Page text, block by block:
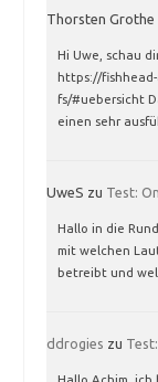
Thorsten Grothe
Hi Uwe, schau
https://
fs/#uebersicht
einen sehr
UweS zu Test:
Hallo in die
mit welchen
betreibt und
ddrogies zu
Hallo Achim,